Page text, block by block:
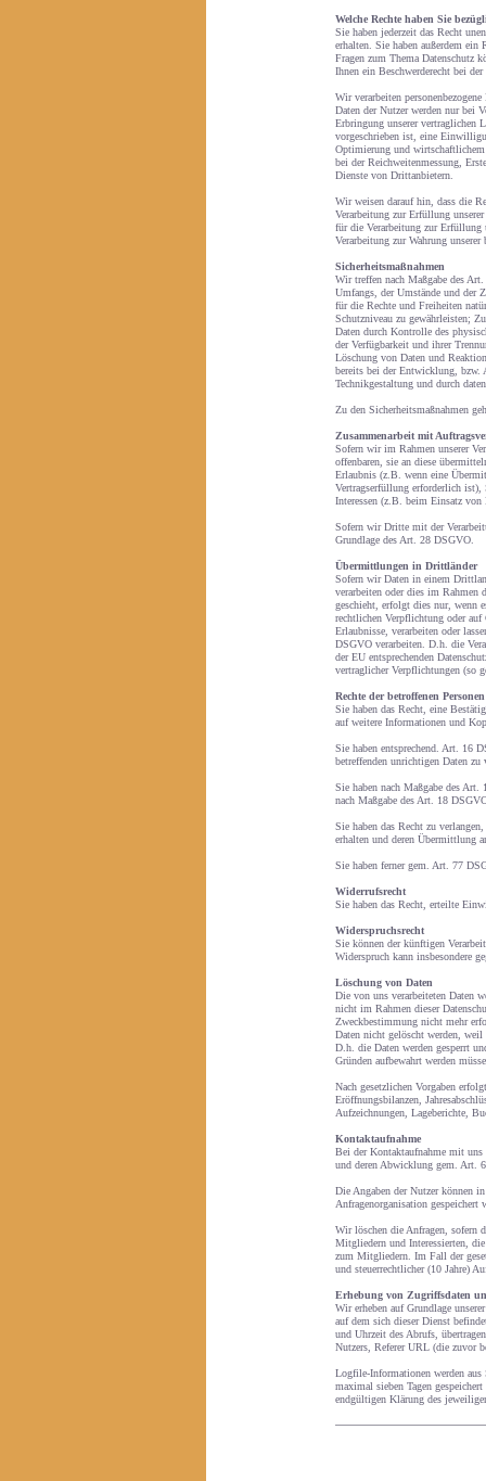
Welche Rechte haben Sie
Sie haben jederzeit das Recht
erhalten. Sie haben außerdem
Fragen zum Thema Datenschutz
Ihnen ein Beschwerderecht bei
Wir verarbeiten
Daten der Nutzer werden nur bei
Erbringung unserer vertraglichen
vorgeschrieben ist, eine
Optimierung und
bei der Reichweitenmessung,
Dienste von Drittanbietern.
Wir weisen darauf hin, dass die
Verarbeitung zur Erfüllung
für die Verarbeitung zur
Verarbeitung zur Wahrung
Sicherheitsmaßnahmen
Wir treffen nach Maßgabe des
Umfangs, der Umstände und der
für die Rechte und Freiheiten
Schutzniveau zu gewährleisten;
Daten durch Kontrolle des
der Verfügbarkeit und ihrer
Löschung von Daten und
bereits bei der Entwicklung, bzw.
Technikgestaltung und durch
Zu den Sicherheitsmaßnahmen
Zusammenarbeit mit
Sofern wir im Rahmen unserer
offenbaren, sie an diese
Erlaubnis (z.B. wenn eine
Vertragserfüllung erforderlich ist),
Interessen (z.B. beim Einsatz von
Sofern wir Dritte mit der
Grundlage des Art. 28 DSGVO.
Übermittlungen in Drittländer
Sofern wir Daten in einem
verarbeiten oder dies im Rahmen
geschieht, erfolgt dies nur, wenn
rechtlichen Verpflichtung oder auf
Erlaubnisse, verarbeiten oder
DSGVO verarbeiten. D.h. die
der EU entsprechenden
vertraglicher Verpflichtungen (so
Rechte der betroffenen Personen
Sie haben das Recht, eine
auf weitere Informationen und
Sie haben entsprechend. Art. 16
betreffenden unrichtigen Daten zu
Sie haben nach Maßgabe des
nach Maßgabe des Art. 18
Sie haben das Recht zu
erhalten und deren Übermittlung
Sie haben ferner gem. Art. 77
Widerrufsrecht
Sie haben das Recht, erteilte
Widerspruchsrecht
Sie können der künftigen
Widerspruch kann insbesondere
Löschung von Daten
Die von uns verarbeiteten Daten
nicht im Rahmen dieser
Zweckbestimmung nicht mehr
Daten nicht gelöscht werden, weil
D.h. die Daten werden gesperrt
Gründen aufbewahrt werden
Nach gesetzlichen Vorgaben
Eröffnungsbilanzen,
Aufzeichnungen, Lageberichte,
Kontaktaufnahme
Bei der Kontaktaufnahme mit uns
und deren Abwicklung gem. Art.
Die Angaben der Nutzer können
Anfragenorganisation gespeichert
Wir löschen die Anfragen, sofern
Mitgliedern und Interessierten,
zum Mitgliedern. Im Fall der
und steuerrechtlicher (10 Jahre)
Erhebung von Zugriffsdaten
Wir erheben auf Grundlage
auf dem sich dieser Dienst
und Uhrzeit des Abrufs,
Nutzers, Referer URL (die zuvor
Logfile-Informationen werden
maximal sieben Tagen
endgültigen Klärung des